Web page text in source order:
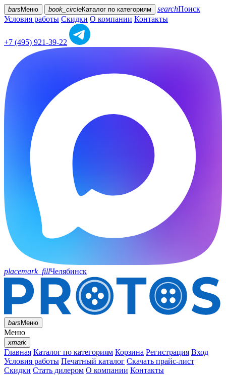
bars Меню book_circleКаталог по категориям searchПоиск
Условия работы Скидки О компании Контакты
+7 (495) 921-39-22
placemark_fillЧелябинск
barsМеню
Меню
xmark
Главная Каталог по категориям Корзина Регистрация Вход
Условия работы Печатный каталог Скачать прайс-лист
Скидки Стать дилером О компании Контакты